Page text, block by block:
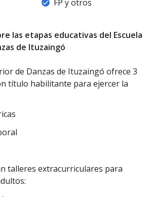
FP y otros
las etapas educativas del Escuela
de Ituzaingó
de Danzas de Ituzaingó ofrece 3
título habilitante para ejercer la
talleres extracurriculares para